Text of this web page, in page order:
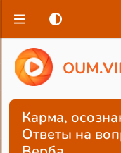
OUM.VI
Карма,
Ответы на